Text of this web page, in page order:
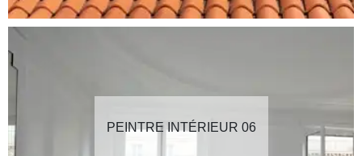
PEINTRE INTÉRIEUR 06